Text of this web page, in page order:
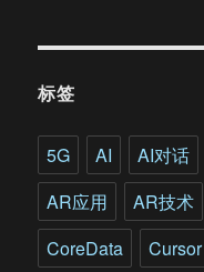
标签
5G AI AI对话
AR应用
AR技术
CoreData
Cursor